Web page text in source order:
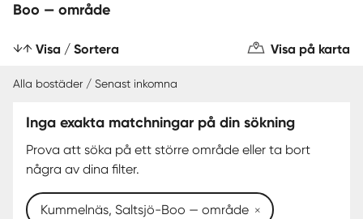
Boo — område
Visa / Sortera Visa på karta
Alla bostäder / Senast inkomna
Inga exakta matchningar på din sökning
Prova att söka på ett större område eller ta bort
några av dina filter.
Kummelnäs, Saltsjö-Boo — område